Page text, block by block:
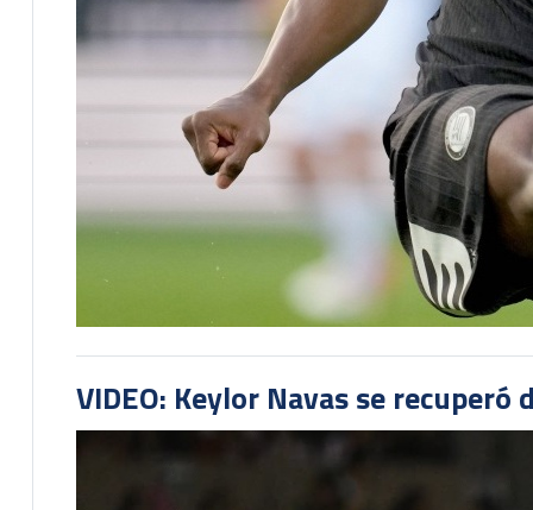
VIDEO: Keylor Navas se